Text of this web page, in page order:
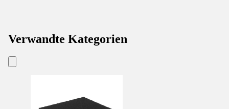
Verwandte Kategorien